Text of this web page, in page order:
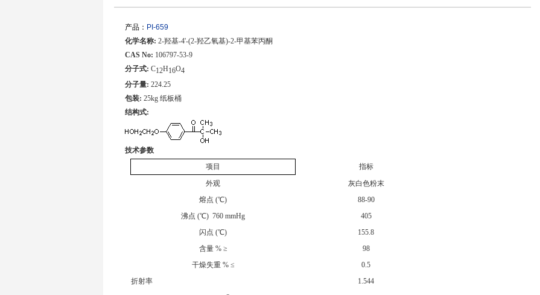
产品： PI-659
化学名称: 2-羟基-4'-(2-羟乙氧基)-2-甲基苯丙酮
CAS No: 106797-53-9
分子式: C12H16O4
分子量: 224.25
包装: 25kg 纸板桶
结构式:
技术参数
项目
指标
外观
灰白色粉末
熔点 (℃)
88-90
沸点 (℃) 760 mmHg
405
闪点 (℃)
155.8
含量 % ≥
98
干燥失重 % ≤
0.5
折射率
1.544